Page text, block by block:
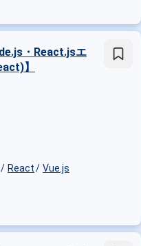
・React.jsエ
】
React
Vue.js